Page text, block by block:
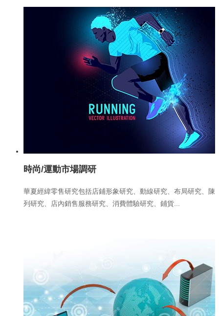
時尚/運動市場調研
華夏經緯零售研究包括店鋪形象研究、動線研究、布局研究、陳
列研究、店內銷售服務研究、消費體驗研究、鋪貨...